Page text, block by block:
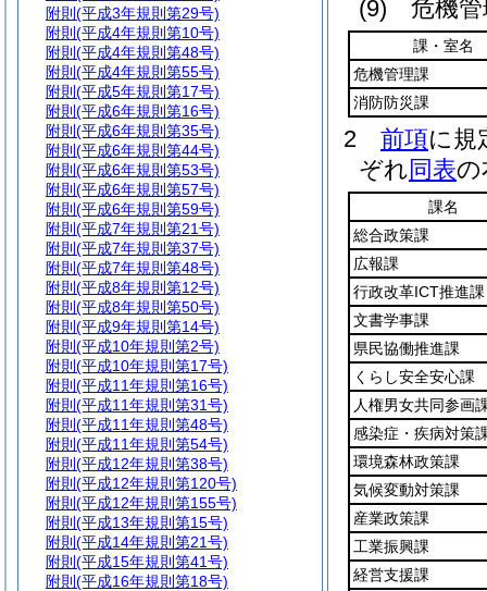
(9) 危機
課・室名
危機管理課
消防防災課
2 前項に規
ぞれ同表の
課名
総合政策課
広報課
行政改革ICT推進課
文書学事課
県民協働推進課
くらし安全安心課
人権男女共同参画
感染症・疾病対策
環境森林政策課
気候変動対策課
産業政策課
工業振興課
経営支援課
附則 (平成3年規則第29号)
附則 (平成4年規則第10号)
附則 (平成4年規則第48号)
附則 (平成4年規則第55号)
附則 (平成5年規則第17号)
附則 (平成6年規則第16号)
附則 (平成6年規則第35号)
附則 (平成6年規則第44号)
附則 (平成6年規則第53号)
附則 (平成6年規則第57号)
附則 (平成6年規則第59号)
附則 (平成7年規則第21号)
附則 (平成7年規則第37号)
附則 (平成7年規則第48号)
附則 (平成8年規則第12号)
附則 (平成8年規則第50号)
附則 (平成9年規則第14号)
附則 (平成10年規則第2号)
附則 (平成10年規則第17号)
附則 (平成11年規則第16号)
附則 (平成11年規則第31号)
附則 (平成11年規則第48号)
附則 (平成11年規則第54号)
附則 (平成12年規則第38号)
附則 (平成12年規則第120号)
附則 (平成12年規則第155号)
附則 (平成13年規則第15号)
附則 (平成14年規則第21号)
附則 (平成15年規則第41号)
附則 (平成16年規則第18号)